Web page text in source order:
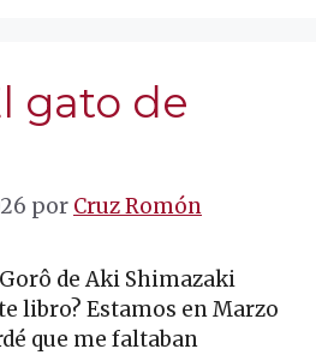
gato de
por Cruz Romón
de Aki Shimazaki
libro? Estamos en Marzo
que me faltaban